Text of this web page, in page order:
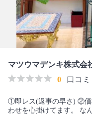
マツウマデンキ株式会
0
口コミ
①即レス(返事の早さ) ②価
わせを心掛けてます。 な